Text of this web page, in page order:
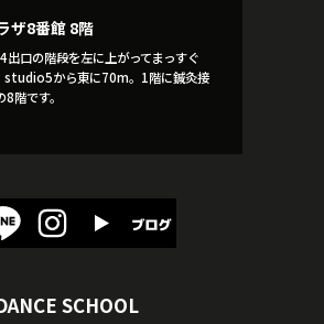
ザ8番館 8階
出口の階段を左に上がってまっすぐ
studio5から東に70m。1階に鍼灸接
階です。
SCHOOL